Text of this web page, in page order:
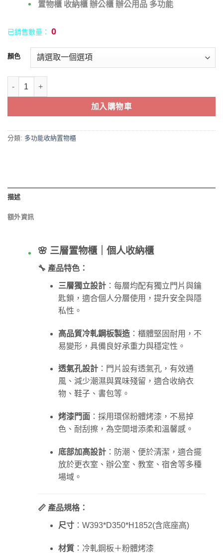
價
價
置物櫃 收納櫃 辦公櫃 辦公用品 多功能
已銷售數量： 0
顏色
三層多用途置物櫃 | 收納櫃 | 鋼製衣櫃 數量
加入購物車
分類: 多功能收納置物櫃
描述
額外資訊
🌸 三層置物櫃｜個人收納櫃
🔧 產品特色：
三層獨立設計：每層均配有獨立門片與鑰
匙鎖，適合個人分層使用，提升安全與隱
私性。
高品質冷軋鋼板製造：櫃體堅固耐用，不
易變形，具備良好承重力與穩定性。
透氣孔設計：門片設有透氣孔，有效通
風、減少潮濕與異味殘留，適合收納衣
物、鞋子、書包等。
烤漆門面 ：採用環保粉體烤漆，不易掉
色、耐刮擦，為空間增添柔和溫馨感。
底部加高設計：防潮、便於清潔，適合擺
放於更衣室、辦公室、教室、宿舍等多種
場域。
📏 產品規格：
尺寸：W393*D350*H1852(含底座高)
材質：冷軋鋼板＋粉體烤漆